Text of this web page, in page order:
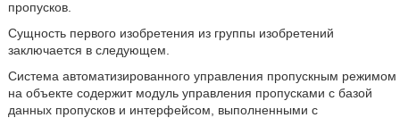
пропусков.
Сущность первого изобретения из группы изобретений
заключается в следующем.
Система автоматизированного управления пропускным режимом
на объекте содержит модуль управления пропусками с базой
данных пропусков и интерфейсом, выполненными с